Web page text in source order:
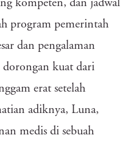
kompeten, dan jadwal
program pemerintah
dan pengalaman
kuat dari
erat setelah
adiknya, Luna,
medis di sebuah